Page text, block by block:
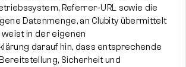
Referrer-URL sowie die
Datenmenge, an Clubity übermittelt
weist in der eigenen
darauf hin, dass entsprechende
Sicherheit und